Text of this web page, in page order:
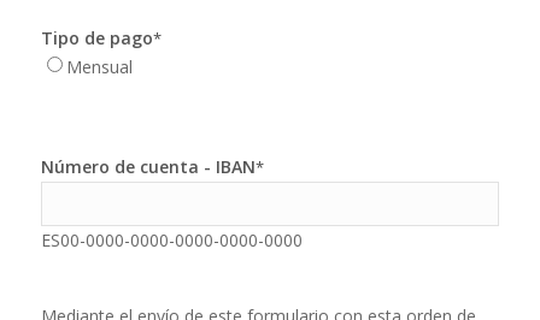
Tipo de pago*
Mensual
Número de cuenta - IBAN*
ES00-0000-0000-0000-0000-0000